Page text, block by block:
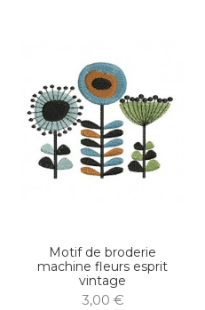
Motif de broderie
machine fleurs esprit
vintage
3,00 €